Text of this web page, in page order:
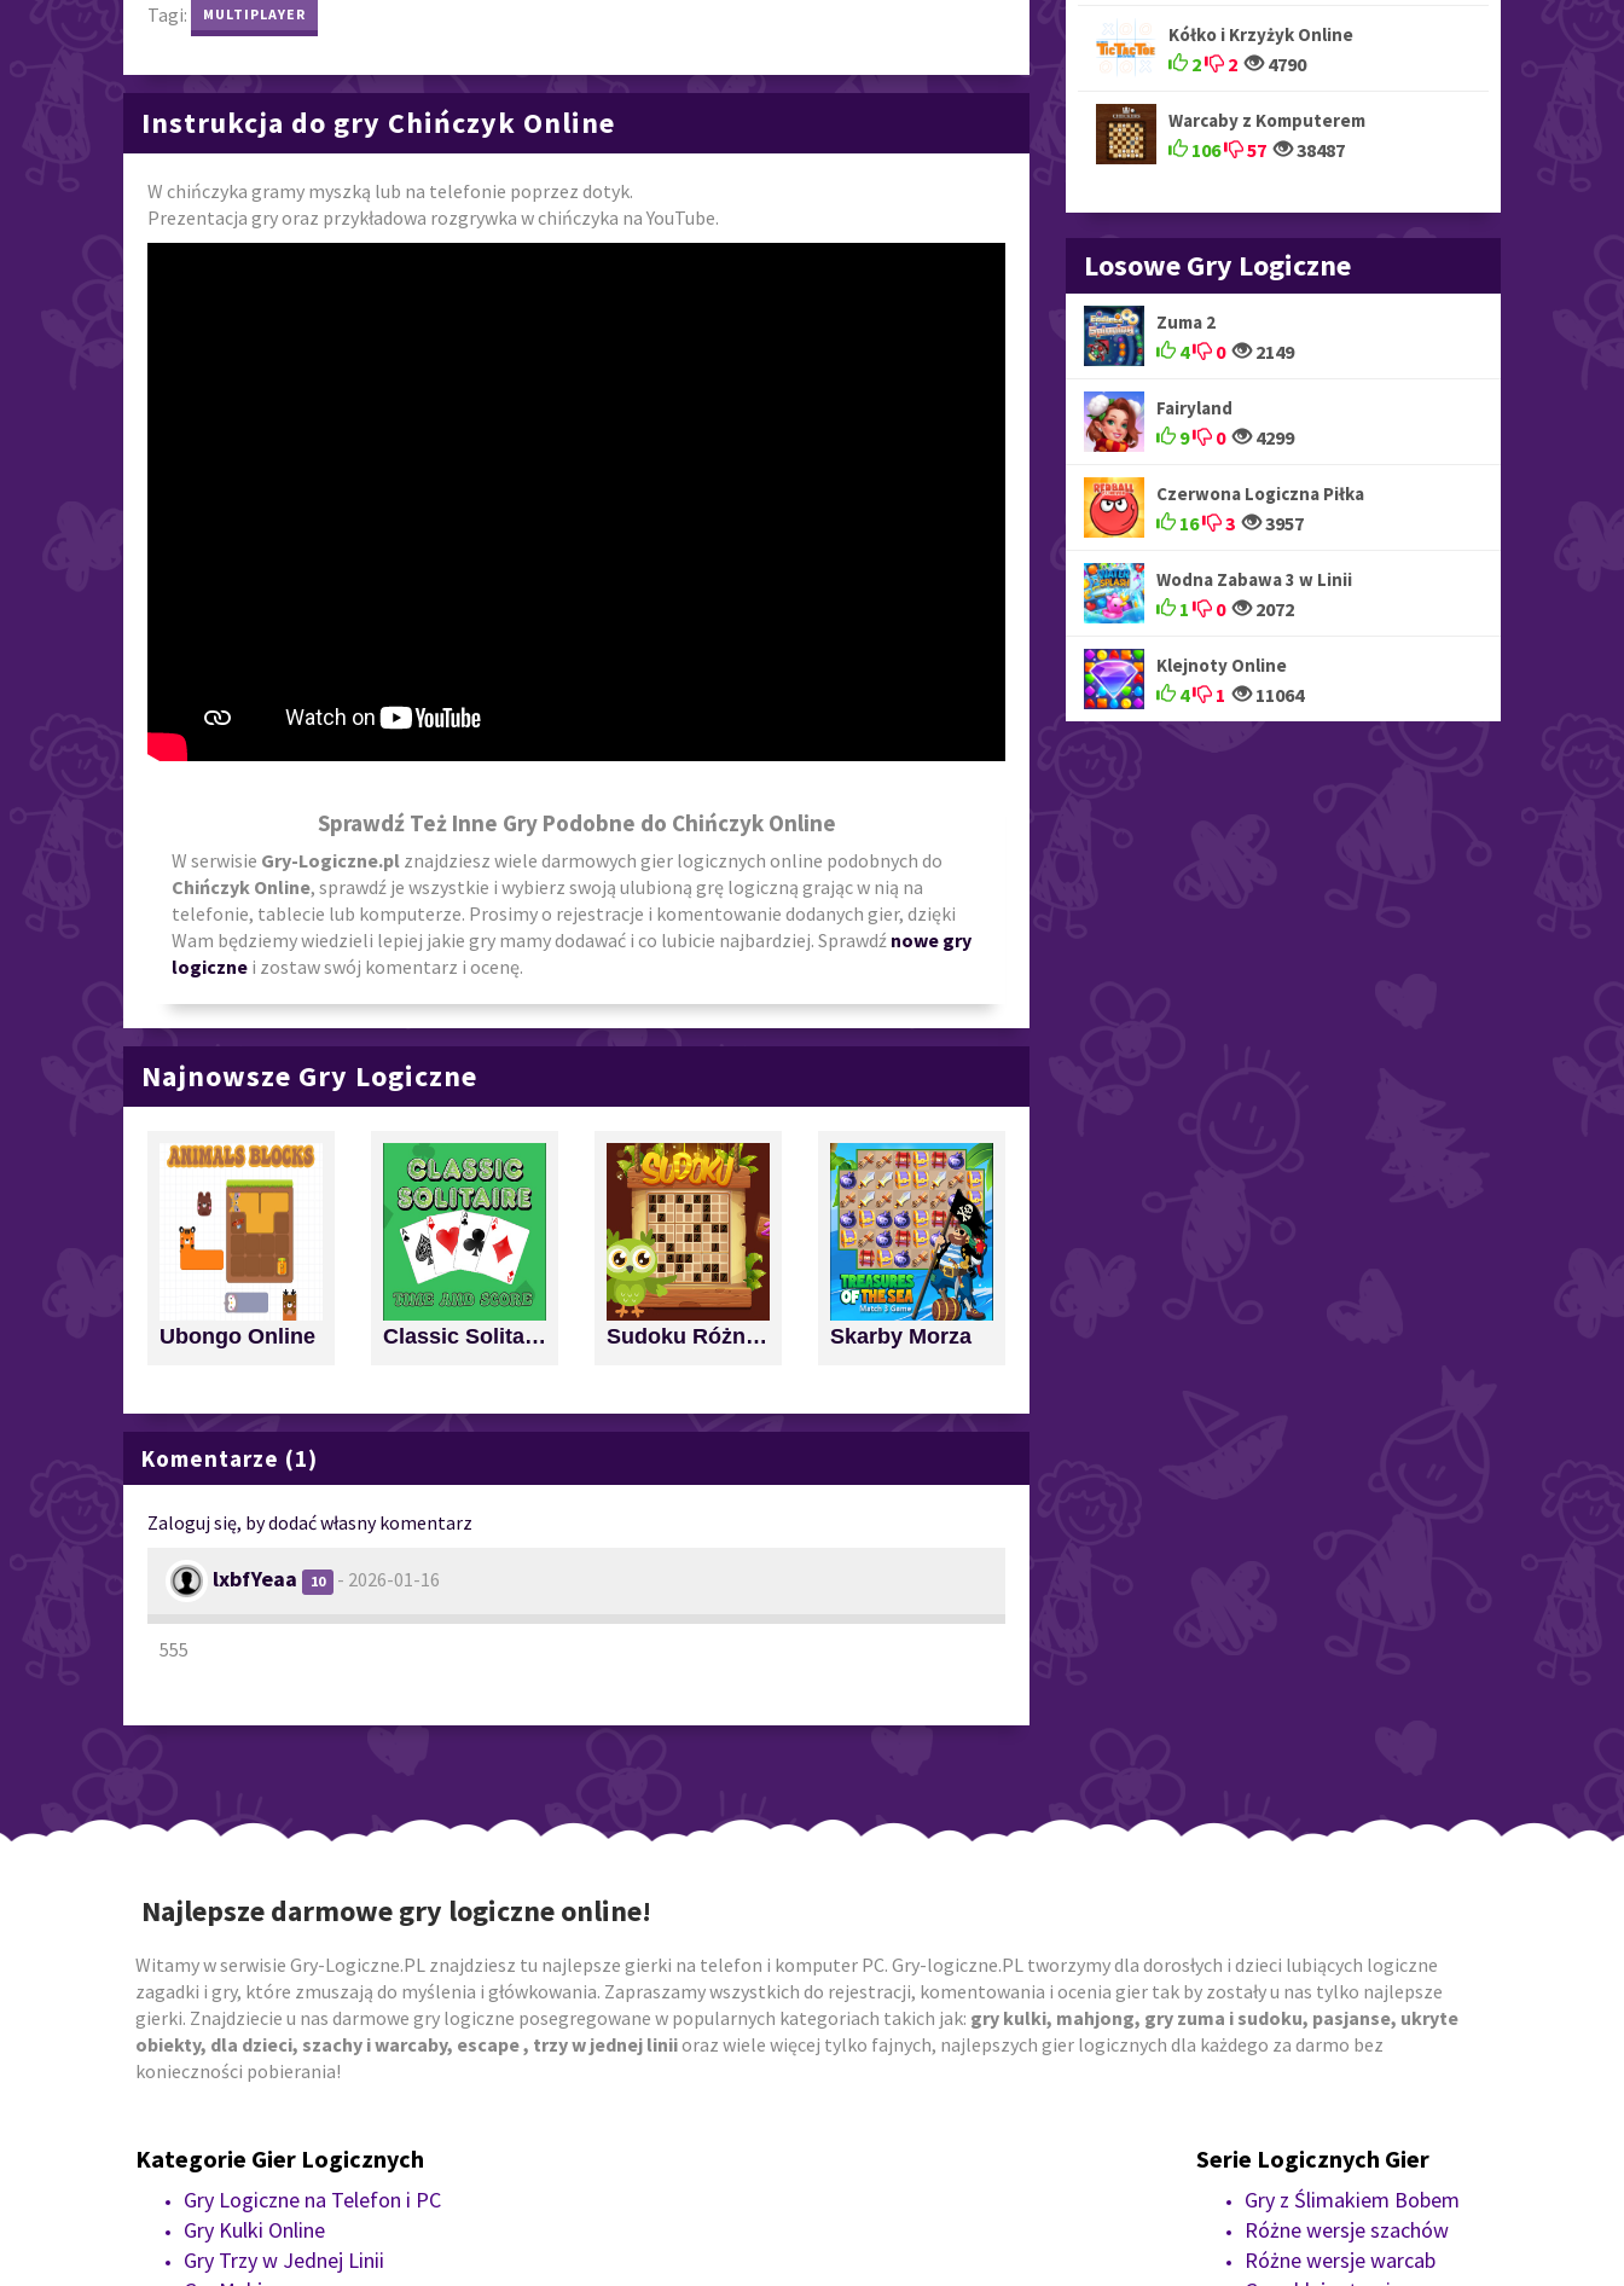
Kółko i Krzyżyk Online
2 2 4790
Warcaby z Komputerem
106 57 38487
Losowe Gry Logiczne
Zuma 2
4 0 2149
Fairyland
9 0 4299
Czerwona Logiczna Piłka
16 3 3957
Wodna Zabawa 3 w Linii
1 0 2072
Klejnoty Online
4 1 11064
Tagi:
MULTIPLAYER
Instrukcja do gry Chińczyk Online
W chińczyka gramy myszką lub na telefonie poprzez dotyk.
Prezentacja gry oraz przykładowa rozgrywka w chińczyka na YouTube.
Sprawdź Też Inne Gry Podobne do Chińczyk Online
W serwisie Gry-Logiczne.pl znajdziesz wiele darmowych gier logicznych online podobnych do
Chińczyk Online, sprawdź je wszystkie i wybierz swoją ulubioną grę logiczną grając w nią na
telefonie, tablecie lub komputerze. Prosimy o rejestracje i komentowanie dodanych gier, dzięki
Wam będziemy wiedzieli lepiej jakie gry mamy dodawać i co lubicie najbardziej. Sprawdź nowe gry
logiczne i zostaw swój komentarz i ocenę.
Najnowsze Gry Logiczne
Ubongo Online Classic Solitaire: Time and Score Sudoku Różne Poziomy Skarby Morza
Komentarze (1)
Zaloguj się, by dodać własny komentarz
lxbfYeaa 10 - 2026-01-16
555
Najlepsze darmowe gry logiczne online!
Witamy w serwisie Gry-Logiczne.PL znajdziesz tu najlepsze gierki na telefon i komputer PC. Gry-logiczne.PL tworzymy dla dorosłych i dzieci lubiących logiczne
zagadki i gry, które zmuszają do myślenia i główkowania. Zapraszamy wszystkich do rejestracji, komentowania i ocenia gier tak by zostały u nas tylko najlepsze
gierki. Znajdziecie u nas darmowe gry logiczne posegregowane w popularnych kategoriach takich jak: gry kulki, mahjong, gry zuma i sudoku, pasjanse, ukryte
obiekty, dla dzieci, szachy i warcaby, escape , trzy w jednej liniioraz wiele więcej tylko fajnych, najlepszych gier logicznych dla każdego za darmo bez
konieczności pobierania!
Kategorie Gier Logicznych
Gry Logiczne na Telefon i PC
Gry Kulki Online
Gry Trzy w Jednej Linii
Serie Logicznych Gier
Gry z Ślimakiem Bobem
Różne wersje szachów
Różne wersje warcab